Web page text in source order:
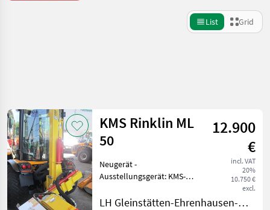
List Grid
Category Place Filter
CURRENT
PATH
Agriculture
technology
Reset
Show
1
results
KMS Rinklin ML
50
12.900
€
incl. VAT
20%
10.750 €
excl.
Neugerät -
Ausstellungsgerät: KMS-
Hydraulischer Hubmast,
LH Gleinstätten-Ehrenhausen-Wies reg. Gen.m.b.H. - Ehrenhausen